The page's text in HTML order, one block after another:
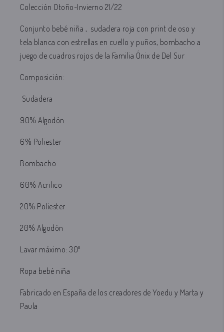
Colección Otoño-Invierno 21/22
Conjunto bebé niña , sudadera roja con print de oso y
tela blanca con estrellas en cuello y puños, bombacho a
juego de cuadros rojos de la Familia Ónix de Del Sur
Composición:
Sudadera
90% Algodón
6% Poliester
Bombacho
60% Acrilico
20% Poliester
20% Algodón
Lavar máximo: 30º
Ropa bebé niña
Fabricado en España de los creadores de Yoedu y Marta y
Paula